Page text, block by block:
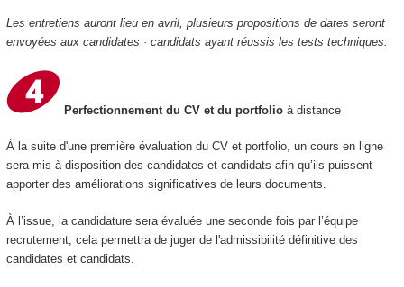
Les entretiens auront lieu en avril, plusieurs propositions de dates seront
envoyées aux candidates · candidats ayant réussis les tests techniques.
Perfectionnement du CV et du portfolioà distance
À la suite d'une première évaluation du CV et portfolio, un cours en ligne
sera mis à disposition des candidates et candidats afin qu’ils puissent
apporter des améliorations significatives de leurs documents.
À l’issue, la candidature sera évaluée une seconde fois par l’équipe
recrutement, cela permettra de juger de l'admissibilité définitive des
candidates et candidats.